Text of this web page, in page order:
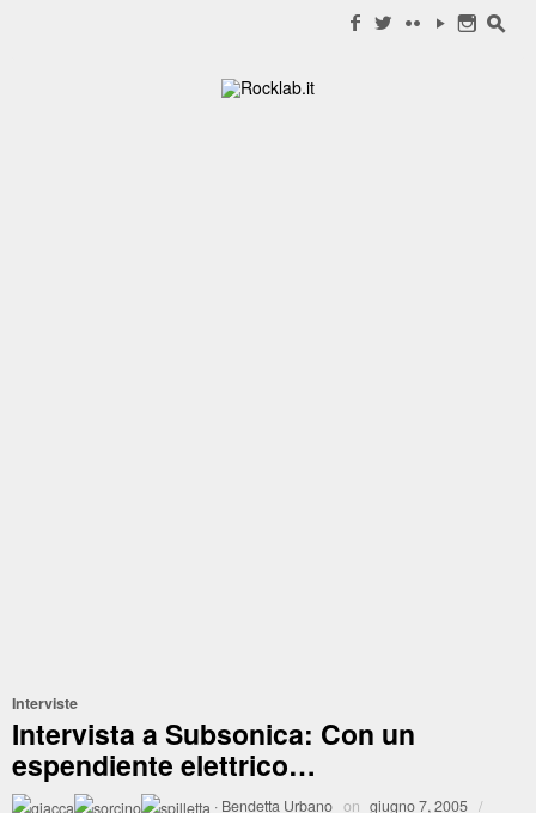
f w c y n s
Interviste
Intervista a Subsonica: Con un
espendiente elettrico…
· Bendetta Urbano on giugno 7, 2005 /